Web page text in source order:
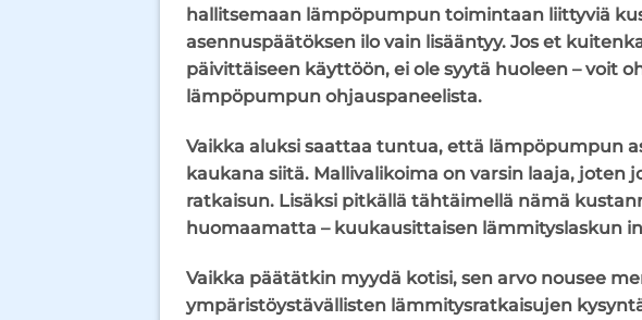
hallitsemaan lämpöpumpun toimintaan liittyviä
asennuspäätöksen ilo vain lisääntyy. Jos et
päivittäiseen käyttöön, ei ole syytä huoleen – voit
lämpöpumpun ohjauspaneelista.
Vaikka aluksi saattaa tuntua, että lämpöpumpun
kaukana siitä. Mallivalikoima on varsin laaja, joten
ratkaisun. Lisäksi pitkällä tähtäimellä nämä
huomaamatta – kuukausittaisen lämmityslaskun
Vaikka päätätkin myydä kotisi, sen arvo nousee
ympäristöystävällisten lämmitysratkaisujen